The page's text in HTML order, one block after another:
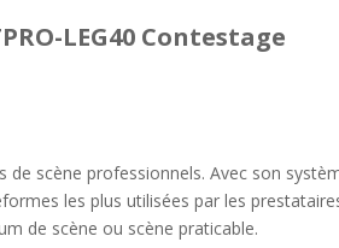
LEG40 Contestage
scène professionnels. Avec son
les plus utilisées par les
de scène ou scène praticable.